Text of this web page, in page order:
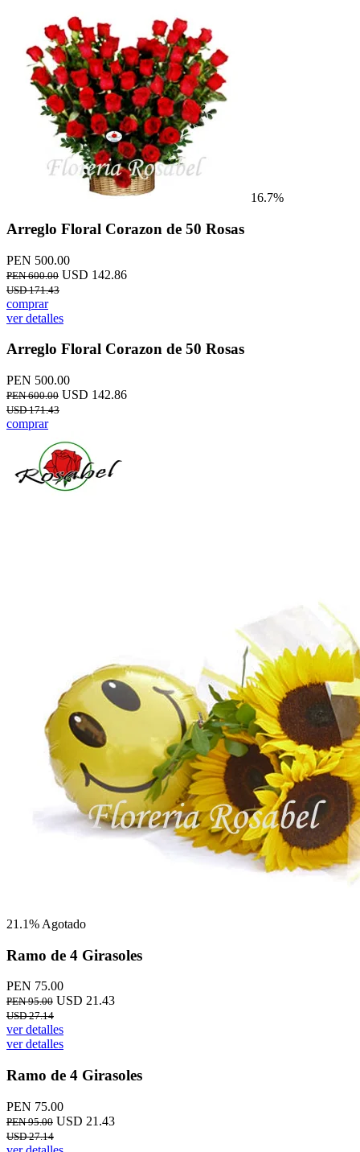
16.7%
Arreglo Floral Corazon de 50 Rosas
PEN 500.00
PEN 600.00 USD 142.86
USD 171.43
comprar
ver detalles
Arreglo Floral Corazon de 50 Rosas
PEN 500.00
PEN 600.00 USD 142.86
USD 171.43
comprar
21.1% Agotado
Ramo de 4 Girasoles
PEN 75.00
PEN 95.00 USD 21.43
USD 27.14
ver detalles
ver detalles
Ramo de 4 Girasoles
PEN 75.00
PEN 95.00 USD 21.43
USD 27.14